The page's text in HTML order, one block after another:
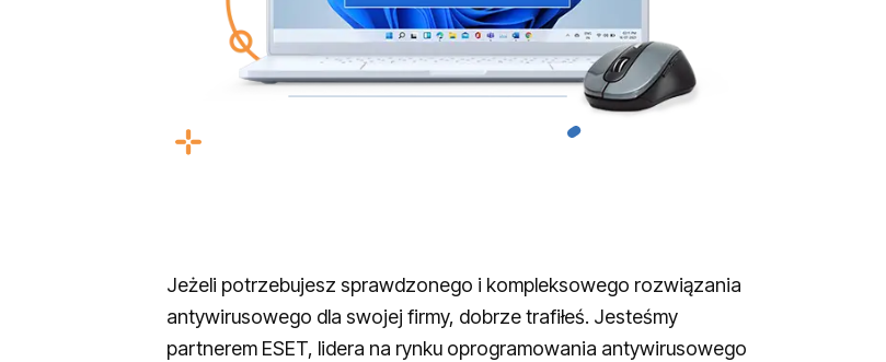
Jeżeli potrzebujesz sprawdzonego i kompleksowego rozwiązania
antywirusowego dla swojej firmy, dobrze trafiłeś. Jesteśmy
partnerem ESET, lidera na rynku oprogramowania antywirusowego